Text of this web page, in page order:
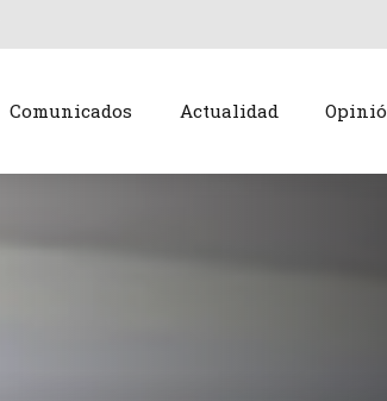
Comunicados Actualidad